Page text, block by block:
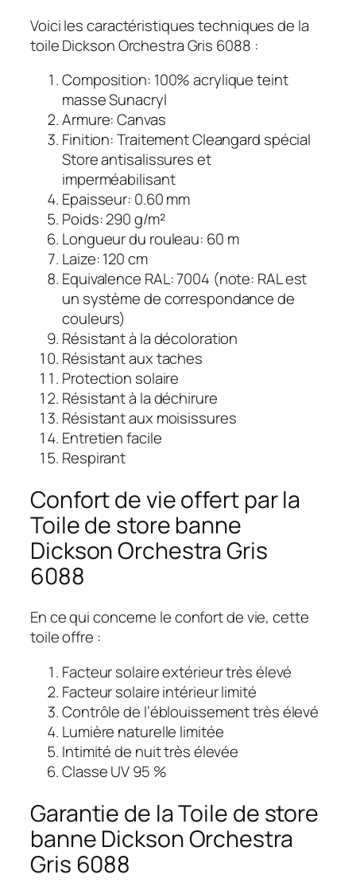
Voici les caractéristiques techniques de la
toile Dickson Orchestra Gris 6088 :
Composition: 100% acrylique teint
masse Sunacryl
Armure: Canvas
Finition: Traitement Cleangard spécial
Store antisalissures et
imperméabilisant
Epaisseur: 0.60 mm
Poids: 290 g/m²
Longueur du rouleau: 60 m
Laize: 120 cm
Equivalence RAL: 7004 (note: RAL est
un système de correspondance de
couleurs)
Résistant à la décoloration
Résistant aux taches
Protection solaire
Résistant à la déchirure
Résistant aux moisissures
Entretien facile
Respirant
Confort de vie offert par la
Toile de store banne
Dickson Orchestra Gris
6088
En ce qui concerne le confort de vie, cette
toile offre :
Facteur solaire extérieur très élevé
Facteur solaire intérieur limité
Contrôle de l’éblouissement très élevé
Lumière naturelle limitée
Intimité de nuit très élevée
Classe UV 95 %
Garantie de la Toile de store
banne Dickson Orchestra
Gris 6088